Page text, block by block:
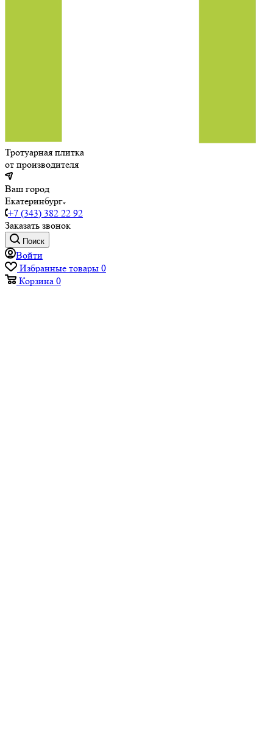
Тротуарная плитка
от производителя
Ваш город
Екатеринбург
+7 (343) 382 22 92
Заказать звонок
Поиск
Войти
Избранные товары 0
Корзина 0